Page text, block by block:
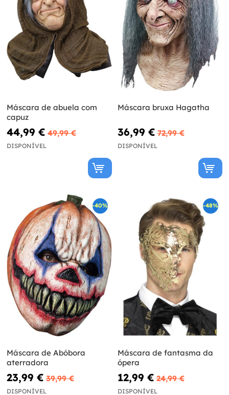
Máscara de abuela com
capuz
44,99 € 49,99 €
DISPONÍVEL
Máscara bruxa Hagatha
36,99 € 72,99 €
DISPONÍVEL
-40%
Máscara de Abóbora
aterradora
23,99 € 39,99 €
DISPONÍVEL
-48%
Máscara de fantasma da
ópera
12,99 € 24,99 €
DISPONÍVEL